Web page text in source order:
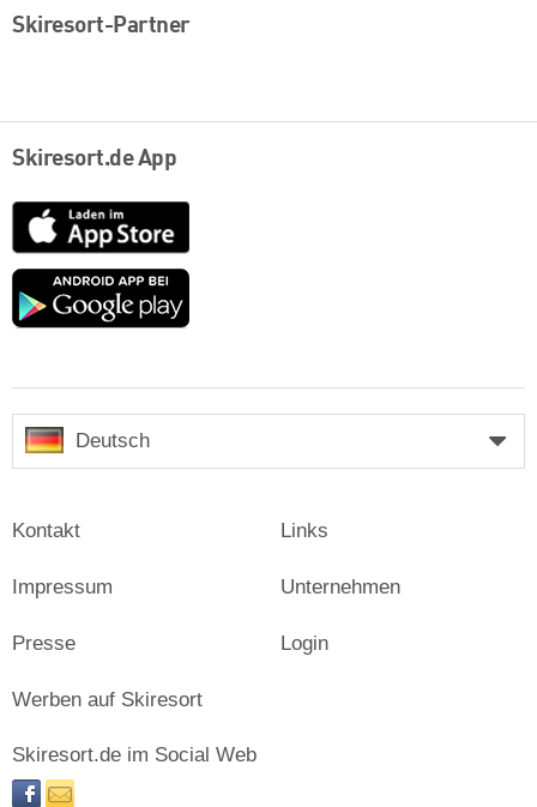
Skiresort-Partner
Skiresort.de App
App
Store
Google
Deutsch
Kontakt
Impressum
Presse
Links
Unternehmen
Login
Werben auf Skiresort
Skiresort.de im Social Web
facebooknewsletter